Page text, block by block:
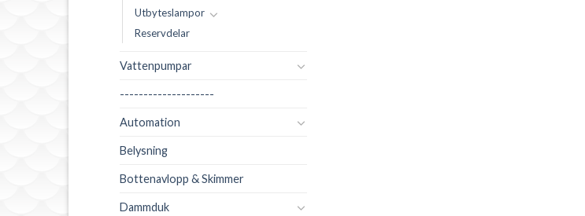
Utbyteslampor
Reservdelar
Vattenpumpar
--------------------
Automation
Belysning
Bottenavlopp & Skimmer
Dammduk